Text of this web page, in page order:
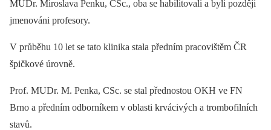
MUDr. Miroslava Penku, CSc., oba se habilitovali a byli později
jmenováni profesory.
V průběhu 10 let se tato klinika stala předním pracovištěm ČR
špičkové úrovně.
Prof. MUDr. M. Penka, CSc. se stal přednostou OKH ve FN
Brno a předním odborníkem v oblasti krvácivých a trombofilních
stavů.